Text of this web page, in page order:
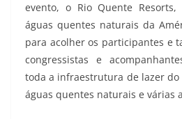
evento, o Rio Quente
águas quentes naturais da
para acolher os participantes e
congressistas e
toda a infraestrutura de lazer do
águas quentes naturais e várias